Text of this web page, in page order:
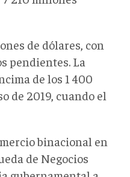
de dólares, con
pendientes. La
de los 1 400
de 2019, cuando el
binacional en
de Negocios